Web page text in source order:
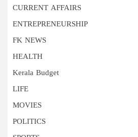
CURRENT AFFAIRS
ENTREPRENEURSHIP
FK NEWS
HEALTH
Kerala Budget
LIFE
MOVIES
POLITICS